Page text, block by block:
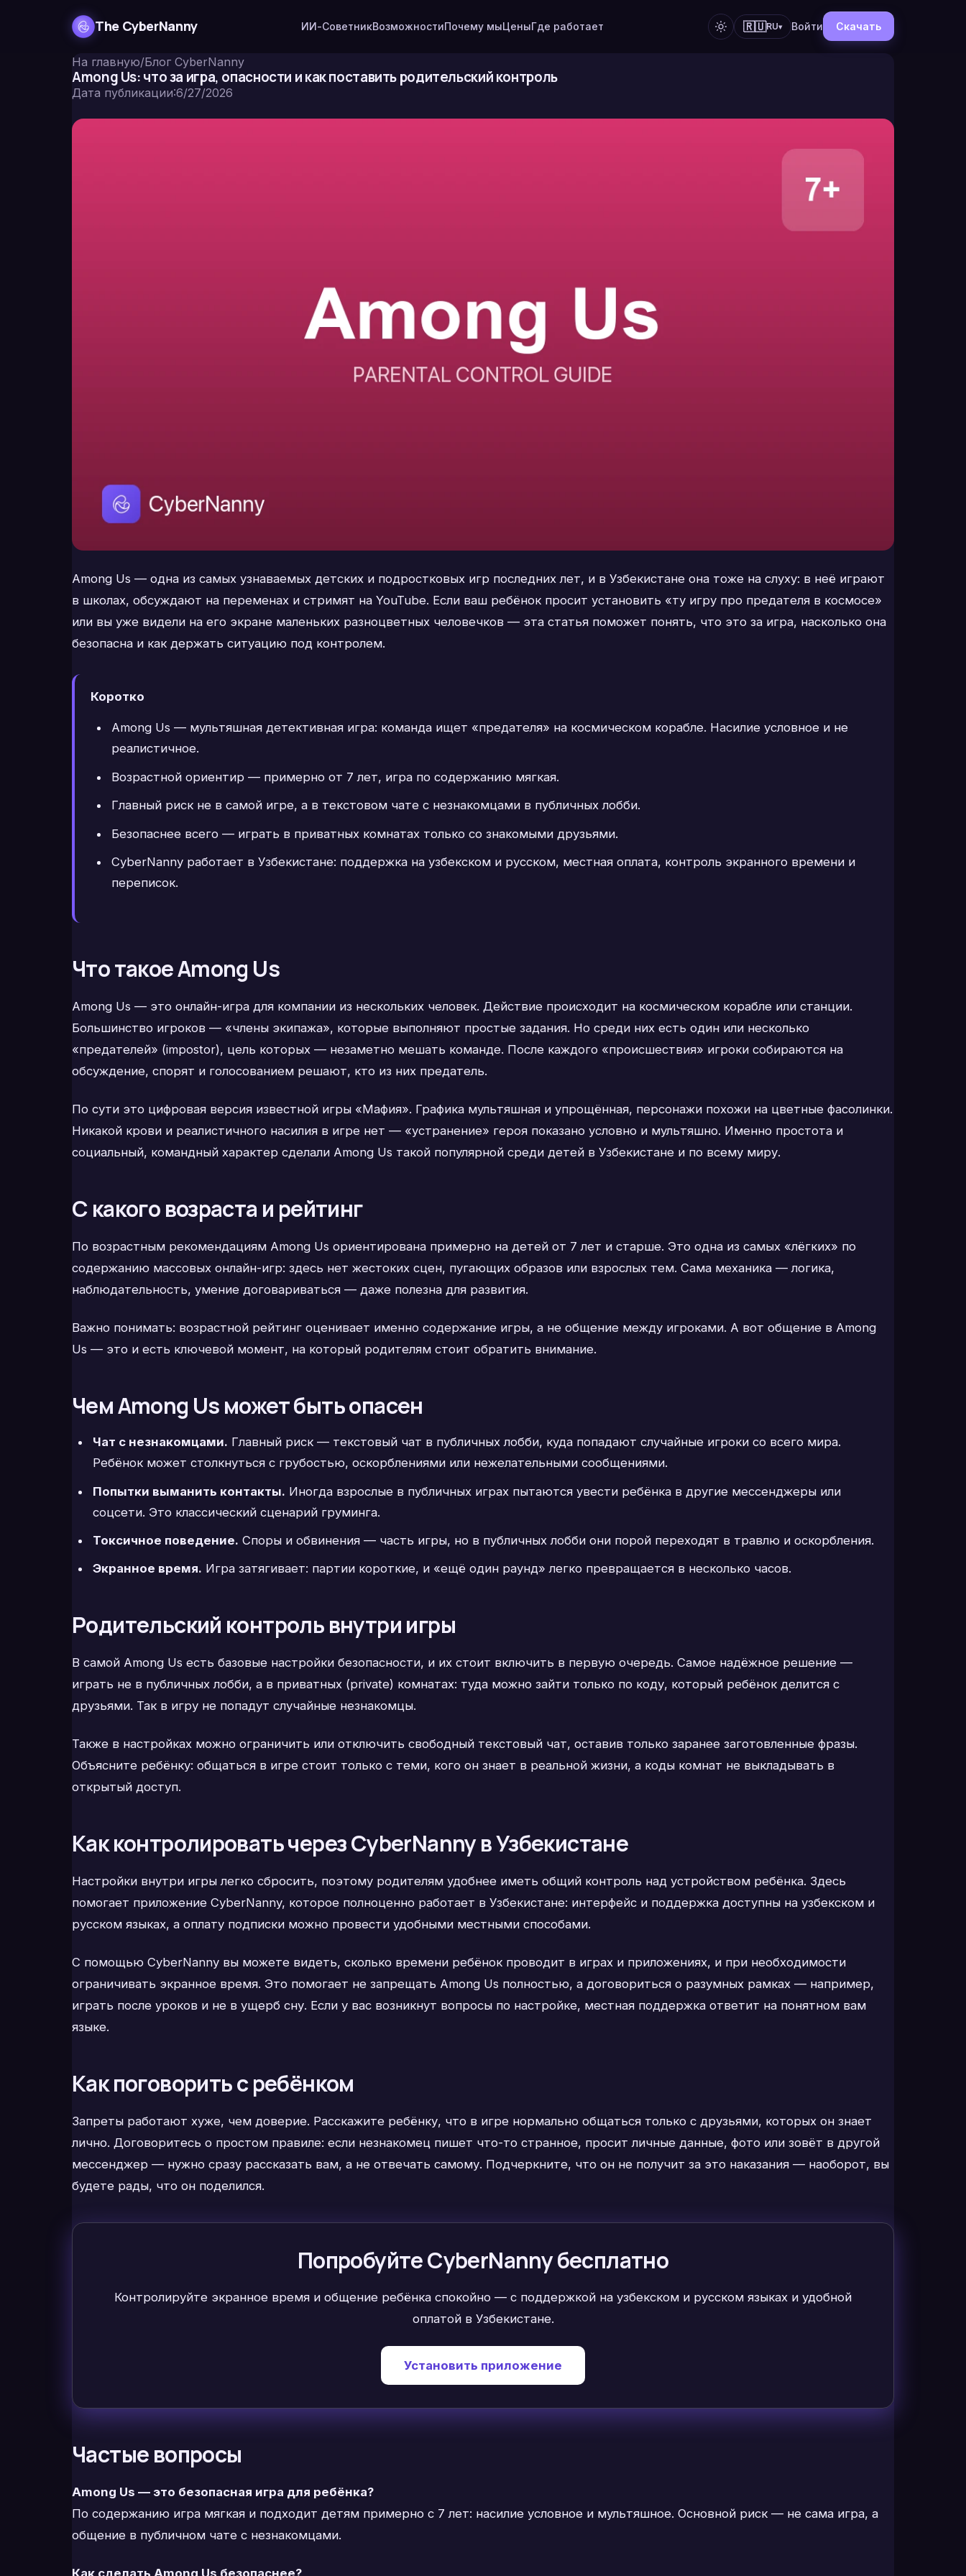
The CyberNanny ИИ-СоветникВозможностиПочему мыЦеныГде работает 🇷🇺RU▾ Войти Скачать
На главную/Блог CyberNanny
Among Us: что за игра, опасности и как поставить родительский контроль
Дата публикации:6/27/2026
Among Us — одна из самых узнаваемых детских и подростковых игр последних лет, и в Узбекистане она тоже на слуху: в неё играют
в школах, обсуждают на переменах и стримят на YouTube. Если ваш ребёнок просит установить «ту игру про предателя в космосе»
или вы уже видели на его экране маленьких разноцветных человечков — эта статья поможет понять, что это за игра, насколько она
безопасна и как держать ситуацию под контролем.
Коротко
Among Us — мультяшная детективная игра: команда ищет «предателя» на космическом корабле. Насилие условное и не
реалистичное.
Возрастной ориентир — примерно от 7 лет, игра по содержанию мягкая.
Главный риск не в самой игре, а в текстовом чате с незнакомцами в публичных лобби.
Безопаснее всего — играть в приватных комнатах только со знакомыми друзьями.
CyberNanny работает в Узбекистане: поддержка на узбекском и русском, местная оплата, контроль экранного времени и
переписок.
Что такое Among Us
Among Us — это онлайн-игра для компании из нескольких человек. Действие происходит на космическом корабле или станции.
Большинство игроков — «члены экипажа», которые выполняют простые задания. Но среди них есть один или несколько
«предателей» (impostor), цель которых — незаметно мешать команде. После каждого «происшествия» игроки собираются на
обсуждение, спорят и голосованием решают, кто из них предатель.
По сути это цифровая версия известной игры «Мафия». Графика мультяшная и упрощённая, персонажи похожи на цветные фасолинки.
Никакой крови и реалистичного насилия в игре нет — «устранение» героя показано условно и мультяшно. Именно простота и
социальный, командный характер сделали Among Us такой популярной среди детей в Узбекистане и по всему миру.
С какого возраста и рейтинг
По возрастным рекомендациям Among Us ориентирована примерно на детей от 7 лет и старше. Это одна из самых «лёгких» по
содержанию массовых онлайн-игр: здесь нет жестоких сцен, пугающих образов или взрослых тем. Сама механика — логика,
наблюдательность, умение договариваться — даже полезна для развития.
Важно понимать: возрастной рейтинг оценивает именно содержание игры, а не общение между игроками. А вот общение в Among
Us — это и есть ключевой момент, на который родителям стоит обратить внимание.
Чем Among Us может быть опасен
Чат с незнакомцами. Главный риск — текстовый чат в публичных лобби, куда попадают случайные игроки со всего мира.
Ребёнок может столкнуться с грубостью, оскорблениями или нежелательными сообщениями.
Попытки выманить контакты. Иногда взрослые в публичных играх пытаются увести ребёнка в другие мессенджеры или
соцсети. Это классический сценарий груминга.
Токсичное поведение. Споры и обвинения — часть игры, но в публичных лобби они порой переходят в травлю и оскорбления.
Экранное время. Игра затягивает: партии короткие, и «ещё один раунд» легко превращается в несколько часов.
Родительский контроль внутри игры
В самой Among Us есть базовые настройки безопасности, и их стоит включить в первую очередь. Самое надёжное решение —
играть не в публичных лобби, а в приватных (private) комнатах: туда можно зайти только по коду, который ребёнок делится с
друзьями. Так в игру не попадут случайные незнакомцы.
Также в настройках можно ограничить или отключить свободный текстовый чат, оставив только заранее заготовленные фразы.
Объясните ребёнку: общаться в игре стоит только с теми, кого он знает в реальной жизни, а коды комнат не выкладывать в
открытый доступ.
Как контролировать через CyberNanny в Узбекистане
Настройки внутри игры легко сбросить, поэтому родителям удобнее иметь общий контроль над устройством ребёнка. Здесь
помогает приложение CyberNanny, которое полноценно работает в Узбекистане: интерфейс и поддержка доступны на узбекском и
русском языках, а оплату подписки можно провести удобными местными способами.
С помощью CyberNanny вы можете видеть, сколько времени ребёнок проводит в играх и приложениях, и при необходимости
ограничивать экранное время. Это помогает не запрещать Among Us полностью, а договориться о разумных рамках — например,
играть после уроков и не в ущерб сну. Если у вас возникнут вопросы по настройке, местная поддержка ответит на понятном вам
языке.
Как поговорить с ребёнком
Запреты работают хуже, чем доверие. Расскажите ребёнку, что в игре нормально общаться только с друзьями, которых он знает
лично. Договоритесь о простом правиле: если незнакомец пишет что-то странное, просит личные данные, фото или зовёт в другой
мессенджер — нужно сразу рассказать вам, а не отвечать самому. Подчеркните, что он не получит за это наказания — наоборот, вы
будете рады, что он поделился.
Попробуйте CyberNanny бесплатно
Контролируйте экранное время и общение ребёнка спокойно — с поддержкой на узбекском и русском языках и удобной
оплатой в Узбекистане.
Установить приложение
Частые вопросы
Among Us — это безопасная игра для ребёнка?
По содержанию игра мягкая и подходит детям примерно с 7 лет: насилие условное и мультяшное. Основной риск — не сама игра, а
общение в публичном чате с незнакомцами.